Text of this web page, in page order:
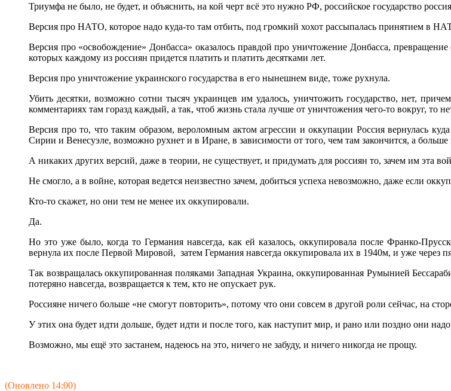
Триумфа не было, не будет, и объяснить, на кой черт всё это нужно РФ, российское государство
Версия про НАТО, которое надо куда-то там отбить, под громкий хохот рассыпалась принятием в
Версия про «освобождение» Донбасса» оказалось правдой про уничтожение Донбасса,
которых каждому из россиян придется платить и платить десятками лет.
Версия про уничтожение украинского государства в его нынешнем виде, тоже рухнула.
Убить десятки, возможно сотни тысяч украинцев им удалось, уничтожить государство, нет,
комментариях там горазд каждый, а так, чтоб жизнь стала лучше от уничтожения чего-то вокруг, то
Версия про то, что таким образом, вероломным актом агрессии и оккупации Россия вернулась
Сирии и Венесуэле, возможно рухнет и в Иране, в зависимости от того, чем там закончится, а больше
А никаких других версий, даже в теории, не существует, и придумать для россиян то, зачем им эта
Не смогло, а в войне, которая ведется неизвестно зачем, добиться успеха невозможно, даже если
Кто-то скажет, но они тем не менее их оккупировали.
Да.
Но это уже было, когда то Германия навсегда, как ей казалось, оккупировала после Франко-
вернула их после Первой Мировой, затем Германия навсегда оккупировала их в 1940м, и уже через
Так возвращалась оккупированная поляками Западная Украина, оккупированная Румынией
потеряно навсегда, возвращается к тем, кто не опускает рук.
Россияне ничего больше «не смогут повторить», потому что они совсем в другой роли сейчас, на
У этих она будет идти дольше, будет идти и после того, как наступит мир, и рано или поздно они
Возможно, мы ещё это застанем, надеюсь на это, ничего не забуду, и ничего никогда не прощу.
(Оновлено 14:00)